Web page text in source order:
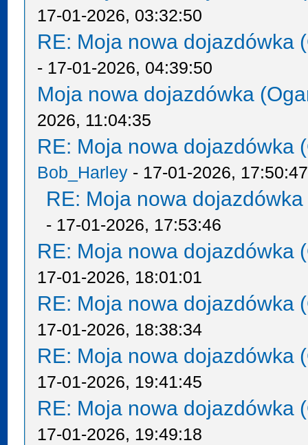
17-01-2026, 03:32:50
RE: Moja nowa dojazdówka
- 17-01-2026, 04:39:50
Moja nowa dojazdówka
2026, 11:04:35
RE: Moja nowa dojazdówka
Bob_Harley - 17-01-2026, 17:50:47
RE: Moja nowa
- 17-01-2026, 17:53:46
RE: Moja nowa dojazdówka
17-01-2026, 18:01:01
RE: Moja nowa dojazdówka
17-01-2026, 18:38:34
RE: Moja nowa dojazdówka
17-01-2026, 19:41:45
RE: Moja nowa dojazdówka
17-01-2026, 19:49:18